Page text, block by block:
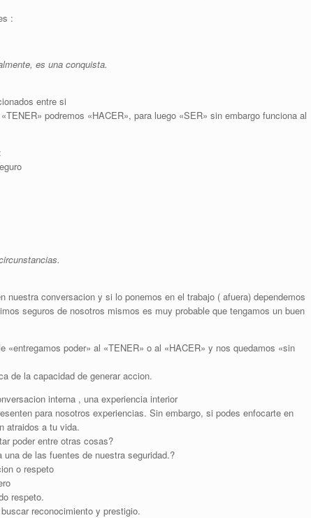
:
es una conquista.
entre si
podremos «HACER», para luego «SER» sin embargo funciona al
nuestra conversacion y si lo ponemos en el trabajo ( afuera) dependemos
seguros de nosotros mismos es muy probable que tengamos un buen
poder» al «TENER» o al «HACER» y nos quedamos «sin
de la capacidad de generar accion.
interna , una experiencia interior
para nosotros experiencias. Sin embargo, si podes enfocarte en
atraidos a tu vida.
poder entre otras cosas?
de las fuentes de nuestra seguridad.?
o respeto
respeto.
reconocimiento y prestigio.